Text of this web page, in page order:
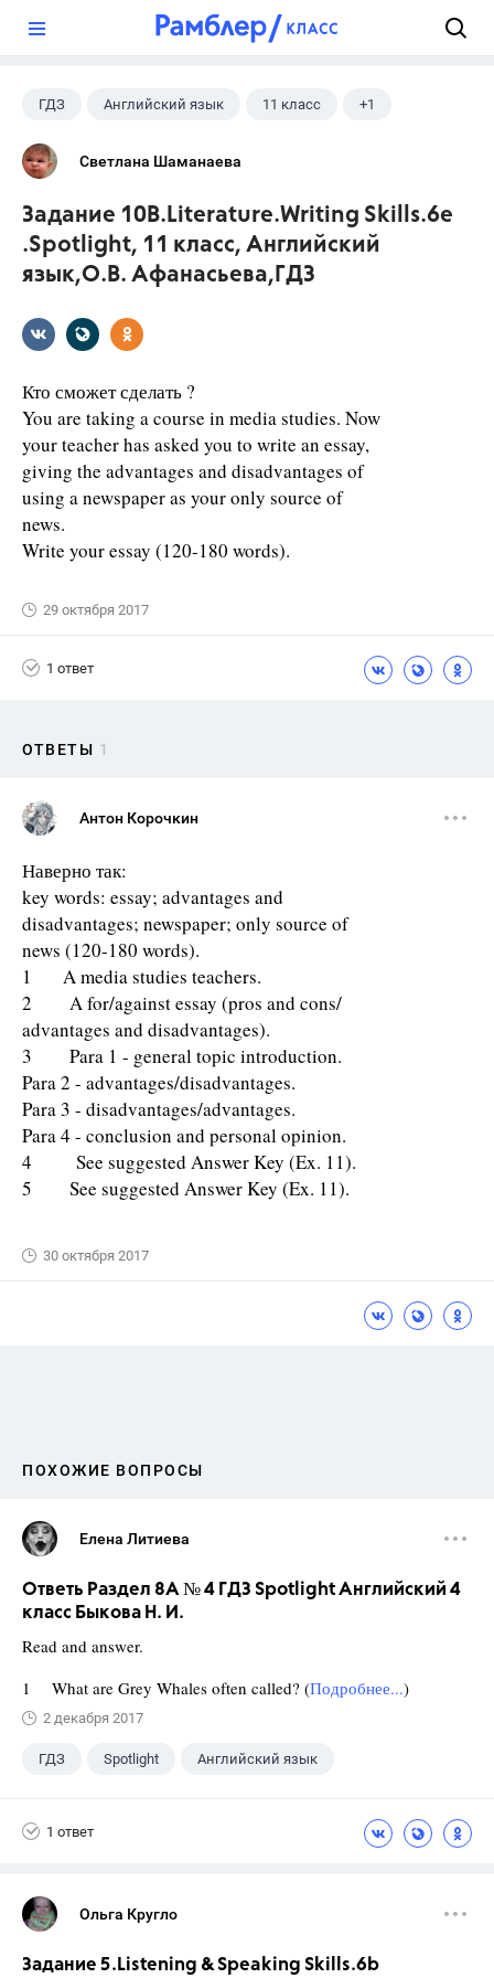
ГДЗ Английский язык 11 класс +1
Афанасьева О. В.
Светлана Шаманаева
Задание 10B.Literature.Writing Skills.6e
.Spotlight, 11 класс, Английский
язык,О.В. Афанасьева,ГДЗ
Кто сможет сделать ?
You are taking a course in media studies. Now
your teacher has asked you to write an essay,
giving the advantages and disadvantages of
using a newspaper as your only source of
news.
Write your essay (120-180 words).
29 октября 2017
1 ответ
ОТВЕТЫ 1
Антон Корочкин
Наверно так:
key words: essay; advantages and
disadvantages; newspaper; only source of
news (120-180 words).
1 A media studies teachers.
2 A for/against essay (pros and cons/
advantages and disadvantages).
3 Para 1 - general topic introduction.
Para 2 - advantages/disadvantages.
Para 3 - disadvantages/advantages.
Para 4 - conclusion and personal opinion.
4 See suggested Answer Key (Ex. 11).
5 See suggested Answer Key (Ex. 11).
30 октября 2017
ПОХОЖИЕ ВОПРОСЫ
Елена Литиева
Ответь Раздел 8A № 4 ГДЗ Spotlight Английский 4
класс Быкова Н. И.
Read and answer.
1 What are Grey Whales often called? (Подробнее...)
2 декабря 2017
ГДЗ Spotlight Английский язык
1 ответ
Ольга Кругло
Задание 5.Listening & Speaking Skills.6b